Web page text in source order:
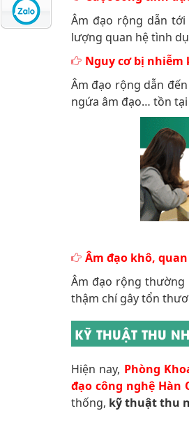
Âm đạo rộng dẫn
lượng quan hệ tình
Nguy cơ bị nhiễm
Âm đạo rộng dẫn
ngứa âm đạo… tồn
Âm đạo khô,
Âm đạo rộng thường
thậm chí gây tổn
KỸ THUẬT THU
Hiện nay, Phòng
đạo công nghệ Hàn
thống, kỹ thuật thu